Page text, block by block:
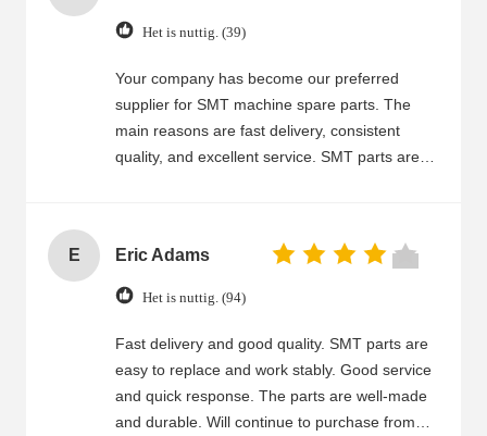
Het is nuttig. (39)
Your company has become our preferred
supplier for SMT machine spare parts. The
main reasons are fast delivery, consistent
quality, and excellent service. SMT parts are
quickly, and handles any issues efficiently.
Even for large orders or urgent requests, you
products and service and look forward to a
long-term partnership.
E Eric Adams
Het is nuttig. (94)
Fast delivery and good quality. SMT parts are
easy to replace and work stably. Good service
and quick response. The parts are well-made
and durable. Will continue to purchase from